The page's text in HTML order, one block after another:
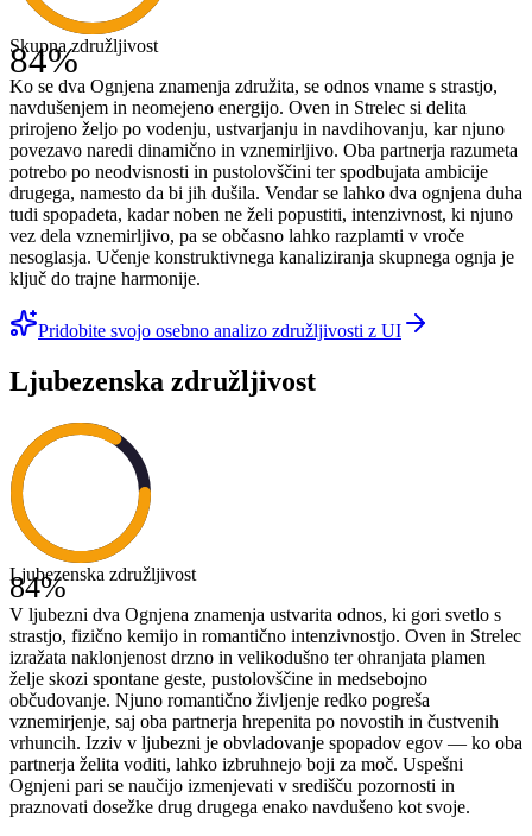
84%
Skupna združljivost
Ko se dva Ognjena znamenja združita, se odnos vname s strastjo,
navdušenjem in neomejeno energijo. Oven in Strelec si delita
prirojeno željo po vodenju, ustvarjanju in navdihovanju, kar njuno
povezavo naredi dinamično in vznemirljivo. Oba partnerja razumeta
potrebo po neodvisnosti in pustolovščini ter spodbujata ambicije
drugega, namesto da bi jih dušila. Vendar se lahko dva ognjena duha
tudi spopadeta, kadar noben ne želi popustiti, intenzivnost, ki njuno
vez dela vznemirljivo, pa se občasno lahko razplamti v vroče
nesoglasja. Učenje konstruktivnega kanaliziranja skupnega ognja je
ključ do trajne harmonije.
Pridobite svojo osebno analizo združljivosti z UI
Ljubezenska združljivost
84%
Ljubezenska združljivost
V ljubezni dva Ognjena znamenja ustvarita odnos, ki gori svetlo s
strastjo, fizično kemijo in romantično intenzivnostjo. Oven in Strelec
izražata naklonjenost drzno in velikodušno ter ohranjata plamen
želje skozi spontane geste, pustolovščine in medsebojno
občudovanje. Njuno romantično življenje redko pogreša
vznemirjenje, saj oba partnerja hrepenita po novostih in čustvenih
vrhuncih. Izziv v ljubezni je obvladovanje spopadov egov — ko oba
partnerja želita voditi, lahko izbruhnejo boji za moč. Uspešni
Ognjeni pari se naučijo izmenjevati v središču pozornosti in
praznovati dosežke drug drugega enako navdušeno kot svoje.